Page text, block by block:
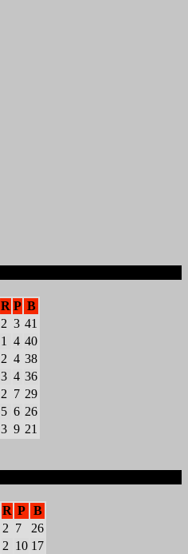
R P B
2 3 41
1 4 40
2 4 38
3 4 36
2 7 29
5 6 26
3 9 21
R P B
2 7
26
2 10 17